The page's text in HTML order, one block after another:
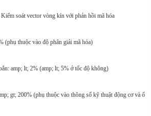
soát vector vòng kín với phản hồi mã hóa
(phụ thuộc vào độ phân giải mã hóa)
amp; lt; 2% (amp; lt; 5% ở tốc độ không)
gt; 200% (phụ thuộc vào thông số kỹ thuật động cơ và ổ